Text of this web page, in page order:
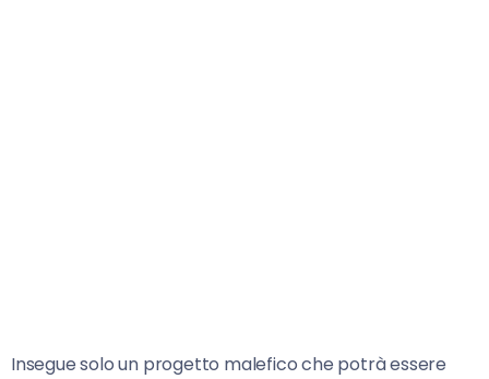
Insegue solo un progetto malefico che potrà essere